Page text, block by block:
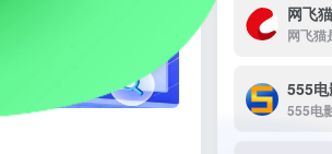
网飞猫
555